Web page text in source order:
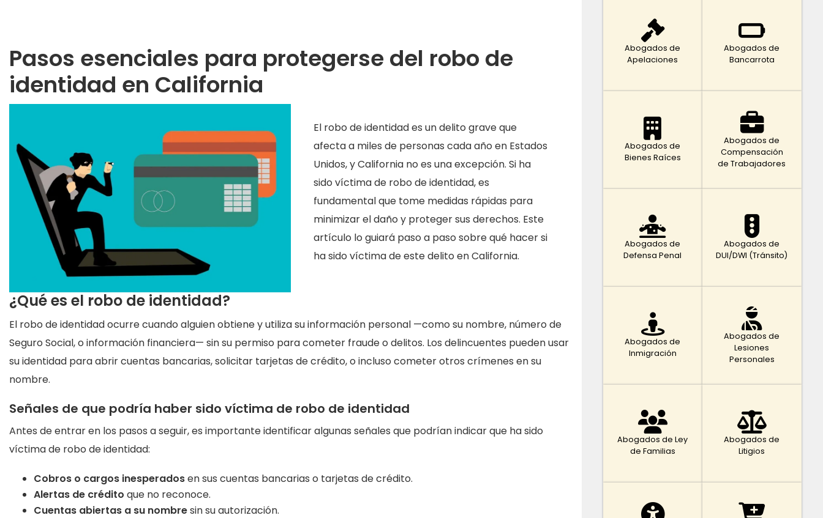
Pasos esenciales para protegerse del robo de
identidad en California
El robo de identidad es un delito grave que
afecta a miles de personas cada año en Estados
Unidos, y California no es una excepción. Si ha
sido víctima de robo de identidad, es
fundamental que tome medidas rápidas para
minimizar el daño y proteger sus derechos. Este
artículo lo guiará paso a paso sobre qué hacer si
ha sido víctima de este delito en California.
¿Qué es el robo de identidad?
El robo de identidad ocurre cuando alguien obtiene y utiliza su información personal —como su nombre, número de
Seguro Social, o información financiera— sin su permiso para cometer fraude o delitos. Los delincuentes pueden usar
su identidad para abrir cuentas bancarias, solicitar tarjetas de crédito, o incluso cometer otros crímenes en su
nombre.
Señales de que podría haber sido víctima de robo de identidad
Antes de entrar en los pasos a seguir, es importante identificar algunas señales que podrían indicar que ha sido
víctima de robo de identidad:
Cobros o cargos inesperadosen sus cuentas bancarias o tarjetas de crédito.
Alertas de crédito que no reconoce.
Cuentas abiertas a su nombresin su autorización.
Abogados de
Apelaciones
Abogados de
Bancarrota
Abogados de
Bienes Raíces
Abogados de
Compensación
de Trabajadores
Abogados de
Defensa Penal
Abogados de
DUI/DWI (Tránsito)
Abogados de
Inmigración
Abogados de
Lesiones
Personales
Abogados de Ley
de Familias
Abogados de
Litigios